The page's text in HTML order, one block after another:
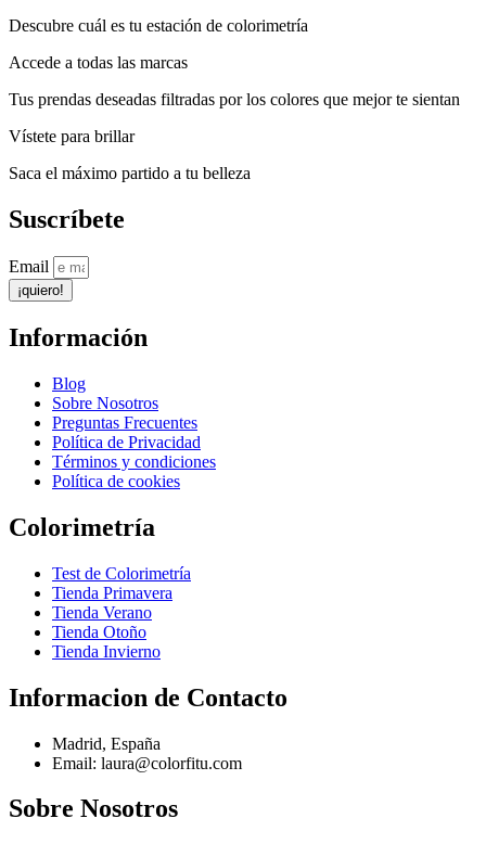
Descubre cuál es tu estación de colorimetría
Accede a todas las marcas
Tus prendas deseadas filtradas por los colores que mejor te sientan
Vístete para brillar
Saca el máximo partido a tu belleza
Suscríbete
Email
¡quiero!
Información
Blog
Sobre Nosotros
Preguntas Frecuentes
Política de Privacidad
Términos y condiciones
Política de cookies
Colorimetría
Test de Colorimetría
Tienda Primavera
Tienda Verano
Tienda Otoño
Tienda Invierno
Informacion de Contacto
Madrid, España
Email: laura@colorfitu.com
Sobre Nosotros